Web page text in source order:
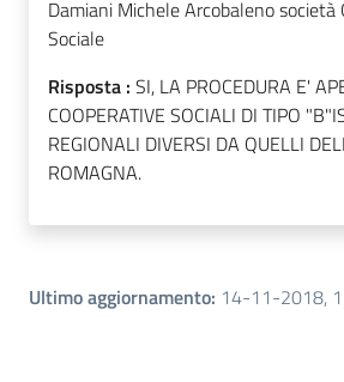
Damiani Michele Arcobaleno società
Sociale
Risposta : SI, LA PROCEDURA E'
COOPERATIVE SOCIALI DI TIPO
REGIONALI DIVERSI DA QUELLI
ROMAGNA.
Ultimo aggiornamento: 14-11-2018,